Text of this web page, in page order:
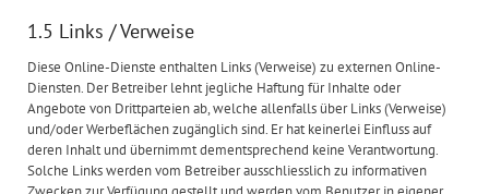
1.5 Links / Verweise
Diese Online-Dienste enthalten Links (Verweise) zu externen Online-
Diensten. Der Betreiber lehnt jegliche Haftung für Inhalte oder
Angebote von Drittparteien ab, welche allenfalls über Links (Verweise)
und/oder Werbeflächen zugänglich sind. Er hat keinerlei Einfluss auf
deren Inhalt und übernimmt dementsprechend keine Verantwortung.
Solche Links werden vom Betreiber ausschliesslich zu informativen